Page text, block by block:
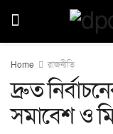
Home রাজনীতি
দ্রুত
সমাবেশ ও